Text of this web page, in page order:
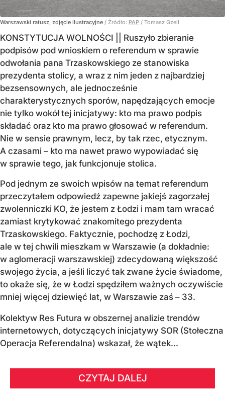
Warszawski ratusz, zdjęcie ilustracyjne / Źródło: PAP / Tomasz Gzell
KONSTYTUCJA WOLNOŚCI || Ruszyło zbieranie
podpisów pod wnioskiem o referendum w sprawie
odwołania pana Trzaskowskiego ze stanowiska
prezydenta stolicy, a wraz z nim jeden z najbardziej
bezsensownych, ale jednocześnie
charakterystycznych sporów, napędzających emocje
nie tylko wokół tej inicjatywy: kto ma prawo podpis
składać oraz kto ma prawo głosować w referendum.
Nie w sensie prawnym, lecz, by tak rzec, etycznym.
A czasami – kto ma nawet prawo wypowiadać się
w sprawie tego, jak funkcjonuje stolica.
Pod jednym ze swoich wpisów na temat referendum
przeczytałem odpowiedź zapewne jakiejś zagorzałej
zwolenniczki KO, że jestem z Łodzi i mam tam wracać
zamiast krytykować znakomitego prezydenta
Trzaskowskiego. Faktycznie, pochodzę z Łodzi,
ale w tej chwili mieszkam w Warszawie (a dokładnie:
w aglomeracji warszawskiej) zdecydowaną większość
swojego życia, a jeśli liczyć tak zwane życie świadome,
to okaże się, że w Łodzi spędziłem ważnych oczywiście
mniej więcej dziewięć lat, w Warszawie zaś – 33.
Kolektyw Res Futura w obszernej analizie trendów
internetowych, dotyczących inicjatywy SOR (Stołeczna
Operacja Referendalna) wskazał, że wątek...
CZYTAJ DALEJ